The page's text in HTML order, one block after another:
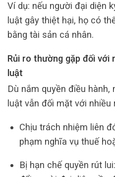
Ví dụ: nếu người đại diện
luật gây thiệt hại, họ có
bằng tài sản cá nhân.
Rủi ro thường gặp đối với
luật
Dù nắm quyền điều
luật vẫn đối mặt với nhiều
Chịu trách nhiệm liên
phạm nghĩa vụ thuế
Bị hạn chế quyền rút